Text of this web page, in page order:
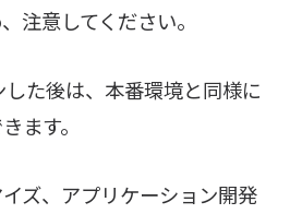
注意してください。
た後は、本番環境と同様に
ます。
ズ、アプリケーション開発